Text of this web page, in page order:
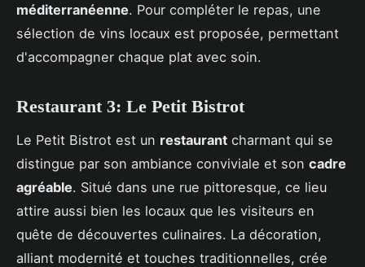
méditerranéenne. Pour compléter le repas, une
sélection de vins locaux est proposée, permettant
d'accompagner chaque plat avec soin.
Restaurant 3: Le Petit Bistrot
Le Petit Bistrot est un restaurant charmant qui se
distingue par son ambiance conviviale et son cadre
agréable. Situé dans une rue pittoresque, ce lieu
attire aussi bien les locaux que les visiteurs en
quête de découvertes culinaires. La décoration,
alliant modernité et touches traditionnelles, crée